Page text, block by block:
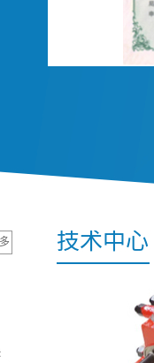
技术中心